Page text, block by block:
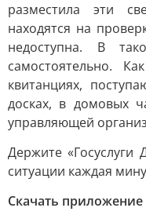
разместила эти
находятся на
недоступна. В
самостоятельно.
квитанциях,
досках, в домовых
управляющей
Держите «Госуслуги
ситуации каждая
Скачать